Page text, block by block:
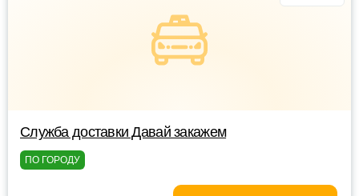
Служба доставки Давай закажем
ПО ГОРОДУ